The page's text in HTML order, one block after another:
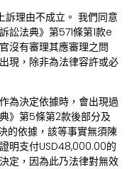
訴理由不成立。 我們同意
訟法典》第571條第1款e
沒有審理其應審理之問
現，除非為法律容許或必
為決定依據時，會出現過
》第5條第2款後部分及
的依據，該等事實無須陳
明支付USD48,000.00的
定，因為此乃法律對無效